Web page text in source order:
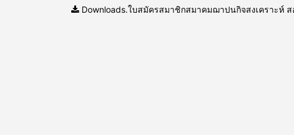
Downloads.ใบสมัครสมาชิกสมาคมฌาปนกิจสงเคราะห์